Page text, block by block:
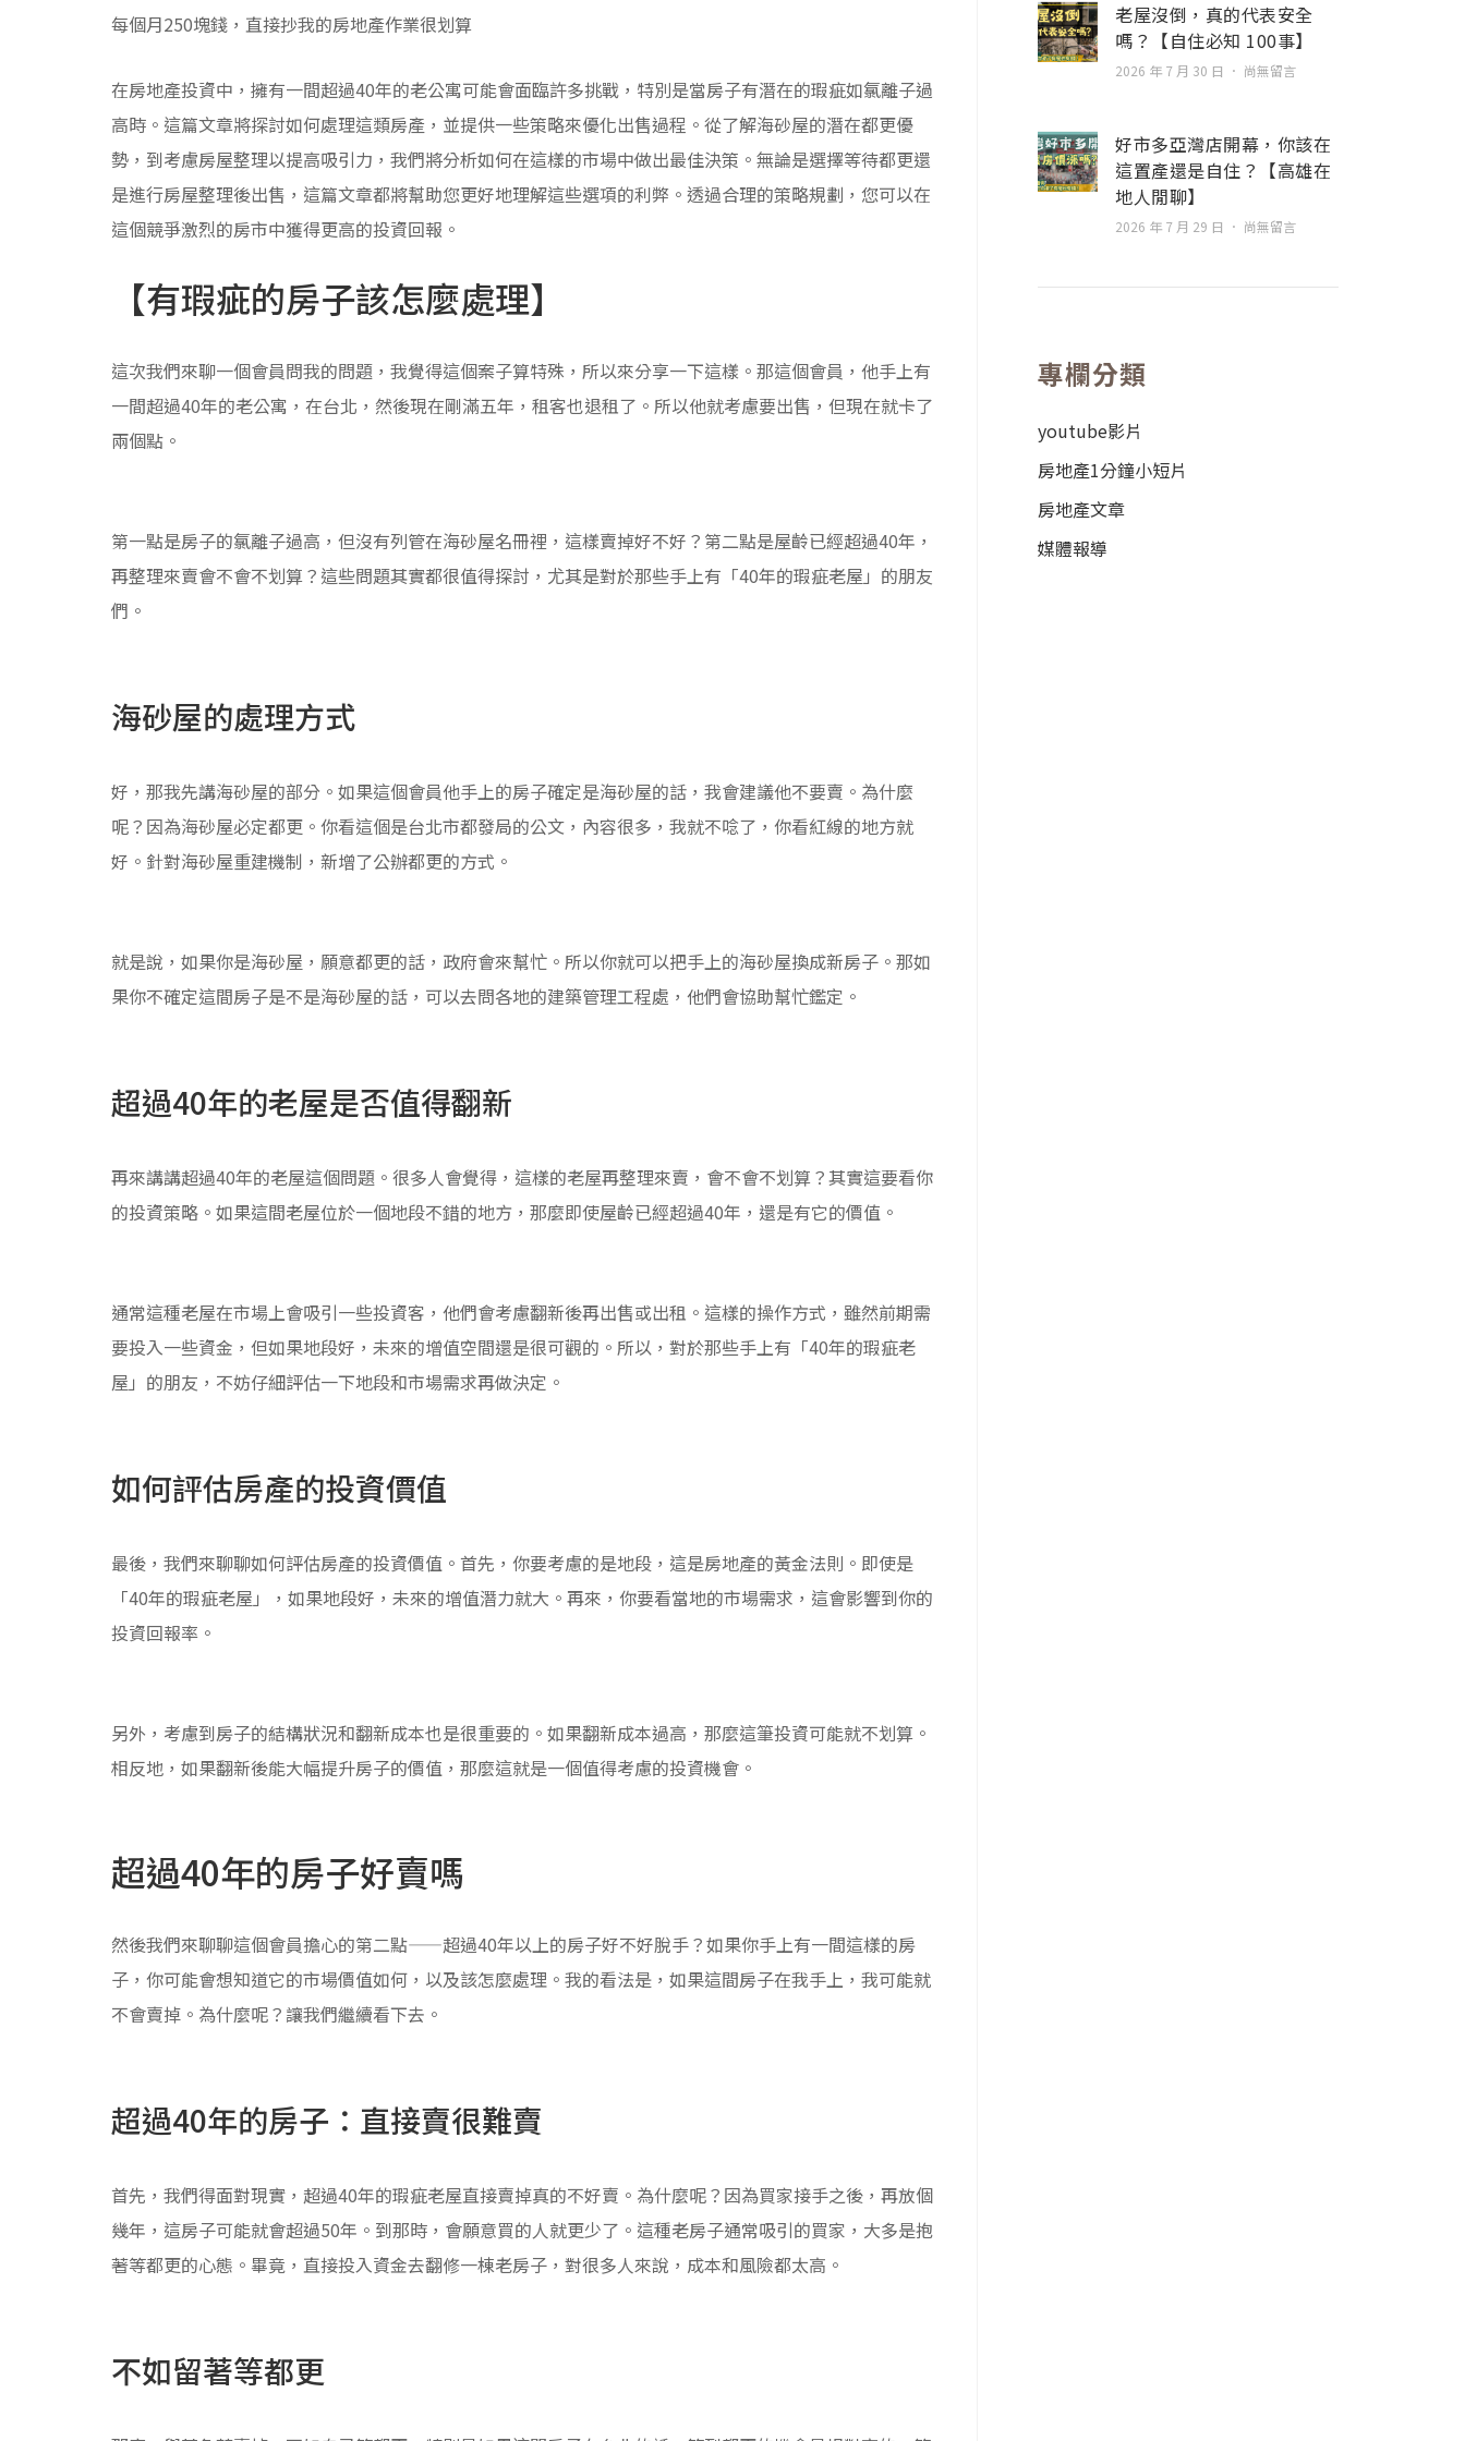
每個月250塊錢，直接抄我的房地產作業很划算
在房地產投資中，擁有一間超過40年的老公寓可能會面臨許多挑戰，特別是當房子有潛在的瑕疵如氯離子過
高時。這篇文章將探討如何處理這類房產，並提供一些策略來優化出售過程。從了解海砂屋的潛在都更優
勢，到考慮房屋整理以提高吸引力，我們將分析如何在這樣的市場中做出最佳決策。無論是選擇等待都更還
是進行房屋整理後出售，這篇文章都將幫助您更好地理解這些選項的利弊。透過合理的策略規劃，您可以在
這個競爭激烈的房市中獲得更高的投資回報。
【有瑕疵的房子該怎麼處理】
這次我們來聊一個會員問我的問題，我覺得這個案子算特殊，所以來分享一下這樣。那這個會員，他手上有
一間超過40年的老公寓，在台北，然後現在剛滿五年，租客也退租了。所以他就考慮要出售，但現在就卡了
兩個點。
第一點是房子的氯離子過高，但沒有列管在海砂屋名冊裡，這樣賣掉好不好？第二點是屋齡已經超過40年，
再整理來賣會不會不划算？這些問題其實都很值得探討，尤其是對於那些手上有「40年的瑕疵老屋」的朋友
們。
海砂屋的處理方式
好，那我先講海砂屋的部分。如果這個會員他手上的房子確定是海砂屋的話，我會建議他不要賣。為什麼
呢？因為海砂屋必定都更。你看這個是台北市都發局的公文，內容很多，我就不唸了，你看紅線的地方就
好。針對海砂屋重建機制，新增了公辦都更的方式。
就是說，如果你是海砂屋，願意都更的話，政府會來幫忙。所以你就可以把手上的海砂屋換成新房子。那如
果你不確定這間房子是不是海砂屋的話，可以去問各地的建築管理工程處，他們會協助幫忙鑑定。
超過40年的老屋是否值得翻新
再來講講超過40年的老屋這個問題。很多人會覺得，這樣的老屋再整理來賣，會不會不划算？其實這要看你
的投資策略。如果這間老屋位於一個地段不錯的地方，那麼即使屋齡已經超過40年，還是有它的價值。
通常這種老屋在市場上會吸引一些投資客，他們會考慮翻新後再出售或出租。這樣的操作方式，雖然前期需
要投入一些資金，但如果地段好，未來的增值空間還是很可觀的。所以，對於那些手上有「40年的瑕疵老
屋」的朋友，不妨仔細評估一下地段和市場需求再做決定。
如何評估房產的投資價值
最後，我們來聊聊如何評估房產的投資價值。首先，你要考慮的是地段，這是房地產的黃金法則。即使是
「40年的瑕疵老屋」，如果地段好，未來的增值潛力就大。再來，你要看當地的市場需求，這會影響到你的
投資回報率。
另外，考慮到房子的結構狀況和翻新成本也是很重要的。如果翻新成本過高，那麼這筆投資可能就不划算。
相反地，如果翻新後能大幅提升房子的價值，那麼這就是一個值得考慮的投資機會。
超過40年的房子好賣嗎
然後我們來聊聊這個會員擔心的第二點——超過40年以上的房子好不好脫手？如果你手上有一間這樣的房
子，你可能會想知道它的市場價值如何，以及該怎麼處理。我的看法是，如果這間房子在我手上，我可能就
不會賣掉。為什麼呢？讓我們繼續看下去。
超過40年的房子：直接賣很難賣
首先，我們得面對現實，超過40年的瑕疵老屋直接賣掉真的不好賣。為什麼呢？因為買家接手之後，再放個
幾年，這房子可能就會超過50年。到那時，會願意買的人就更少了。這種老房子通常吸引的買家，大多是抱
著等都更的心態。畢竟，直接投入資金去翻修一棟老房子，對很多人來說，成本和風險都太高。
不如留著等都更
老屋沒倒，真的代表安全
嗎？【自住必知 100事】
2026 年 7 月 30 日 尚無留言
好市多亞灣店開幕，你該在
這置產還是自住？【高雄在
地人閒聊】
2026 年 7 月 29 日 尚無留言
專欄分類
youtube影片
房地產1分鐘小短片
房地產文章
媒體報導